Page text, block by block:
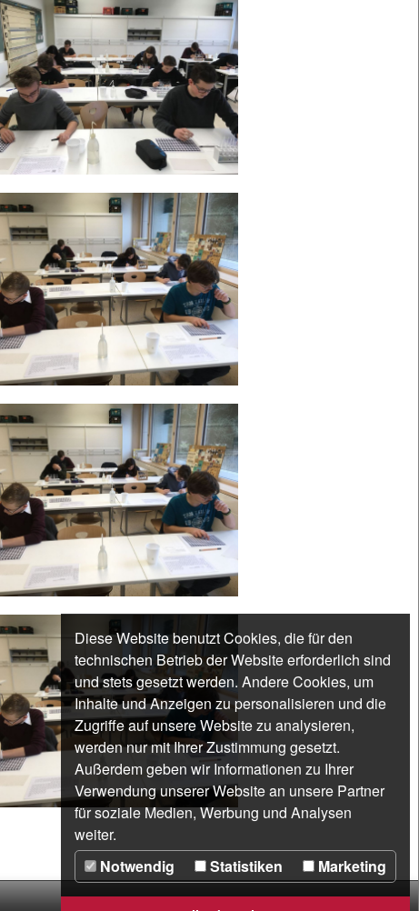
Diese Website benutzt Cookies, die für den
technischen Betrieb der Website erforderlich sind
und stets gesetzt werden. Andere Cookies, um
Inhalte und Anzeigen zu personalisieren und die
Zugriffe auf unsere Website zu analysieren,
werden nur mit Ihrer Zustimmung gesetzt.
Außerdem geben wir Informationen zu Ihrer
Verwendung unserer Website an unsere Partner
für soziale Medien, Werbung und Analysen
weiter.
Notwendig
Statistiken Marketing